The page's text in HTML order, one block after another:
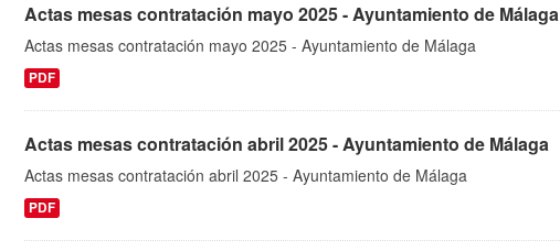
Actas mesas contratación mayo 2025 - Ayuntamiento de Málaga
Actas mesas contratación mayo 2025 - Ayuntamiento de Málaga
PDF
Actas mesas contratación abril 2025 - Ayuntamiento de Málaga
Actas mesas contratación abril 2025 - Ayuntamiento de Málaga
PDF